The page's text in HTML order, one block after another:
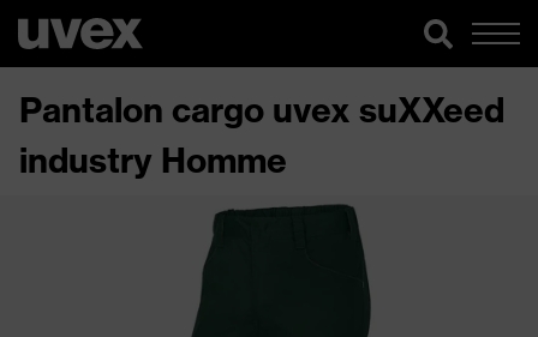
Pantalon cargo uvex suXXeed
industry Homme